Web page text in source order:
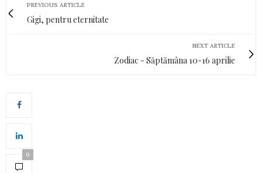
PREVIOUS ARTICLE
Gigi, pentru eternitate
NEXT ARTICLE
Zodiac - Săptămâna 10-16 aprilie
0